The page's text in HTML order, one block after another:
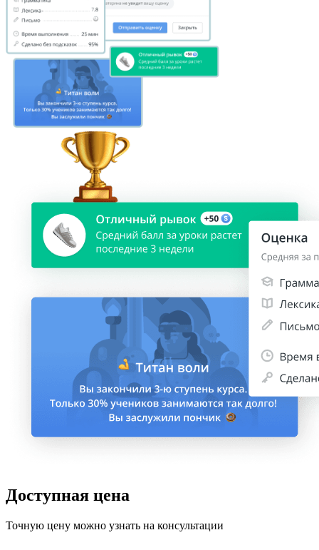
Доступная цена
Точную цену можно узнать на консультации